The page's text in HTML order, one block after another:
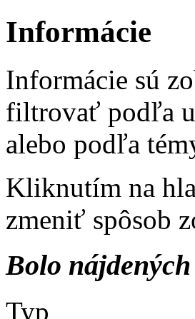
Informácie
Informácie sú
filtrovať podľa
alebo podľa
Kliknutím na
zmeniť spôsob
Bolo
Typ